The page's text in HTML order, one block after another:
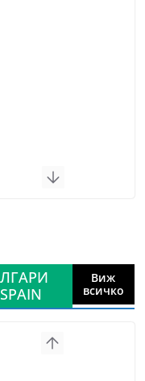
Виж
всичко